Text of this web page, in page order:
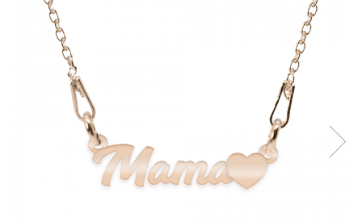
Bijuterii pentru barbati
Bijuterii din argint placate cu aur